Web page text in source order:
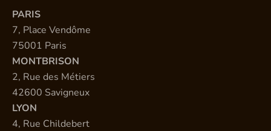
PARIS
7, Place Vendôme
75001 Paris
MONTBRISON
2, Rue des Métiers
42600 Savigneux
LYON
4, Rue Childebert